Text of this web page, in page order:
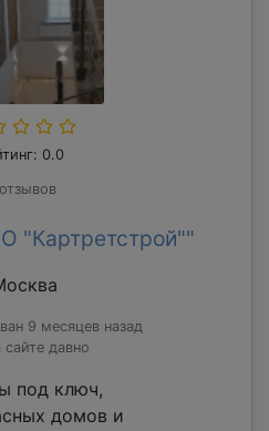
0.0
"Картретстрой""
9 месяцев назад
давно
под ключ,
домов и